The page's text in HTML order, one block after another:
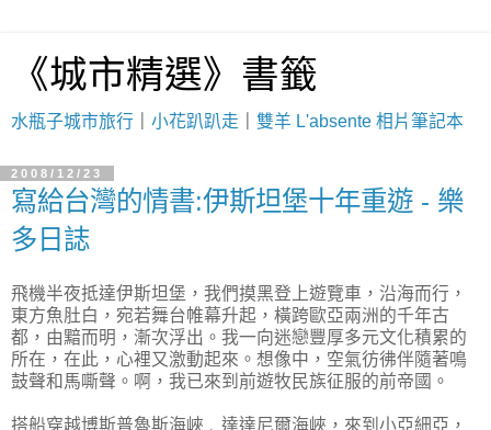
《城市精選》書籤
水瓶子城市旅行 小花趴趴走 雙羊 L'absente 相片筆記本
2008/12/23
寫給台灣的情書:伊斯坦堡十年重遊 - 樂
多日誌
飛機半夜抵達伊斯坦堡，我們摸黑登上遊覽車，沿海而行，
東方魚肚白，宛若舞台帷幕升起，橫跨歐亞兩洲的千年古
都，由黯而明，漸次浮出。我一向迷戀豐厚多元文化積累的
所在，在此，心裡又激動起來。想像中，空氣彷彿伴隨著鳴
鼓聲和馬嘶聲。啊，我已來到前遊牧民族征服的前帝國。
搭船穿越博斯普魯斯海峽﹑達達尼爾海峽，來到小亞細亞，